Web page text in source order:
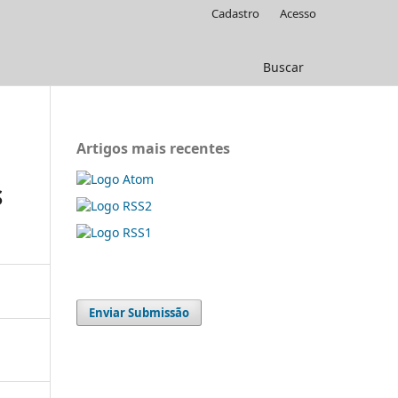
Buscar
Cadastro Acesso
Artigos mais recentes
Enviar Submissão